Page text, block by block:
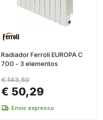
Radiador Ferroli EUROPA C
700 - 3 elementos
€ 50,29
€ 143,50
Envio expresso